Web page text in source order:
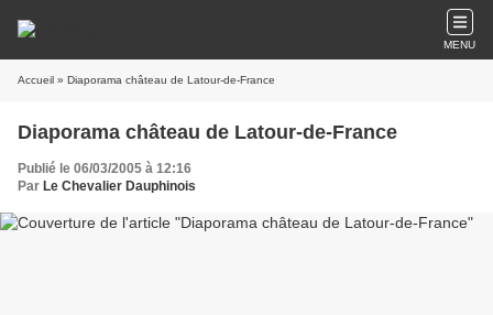
MENU
Accueil » Diaporama château de Latour-de-France
Diaporama château de Latour-de-France
Publié le 06/03/2005 à 12:16
Par Le Chevalier Dauphinois